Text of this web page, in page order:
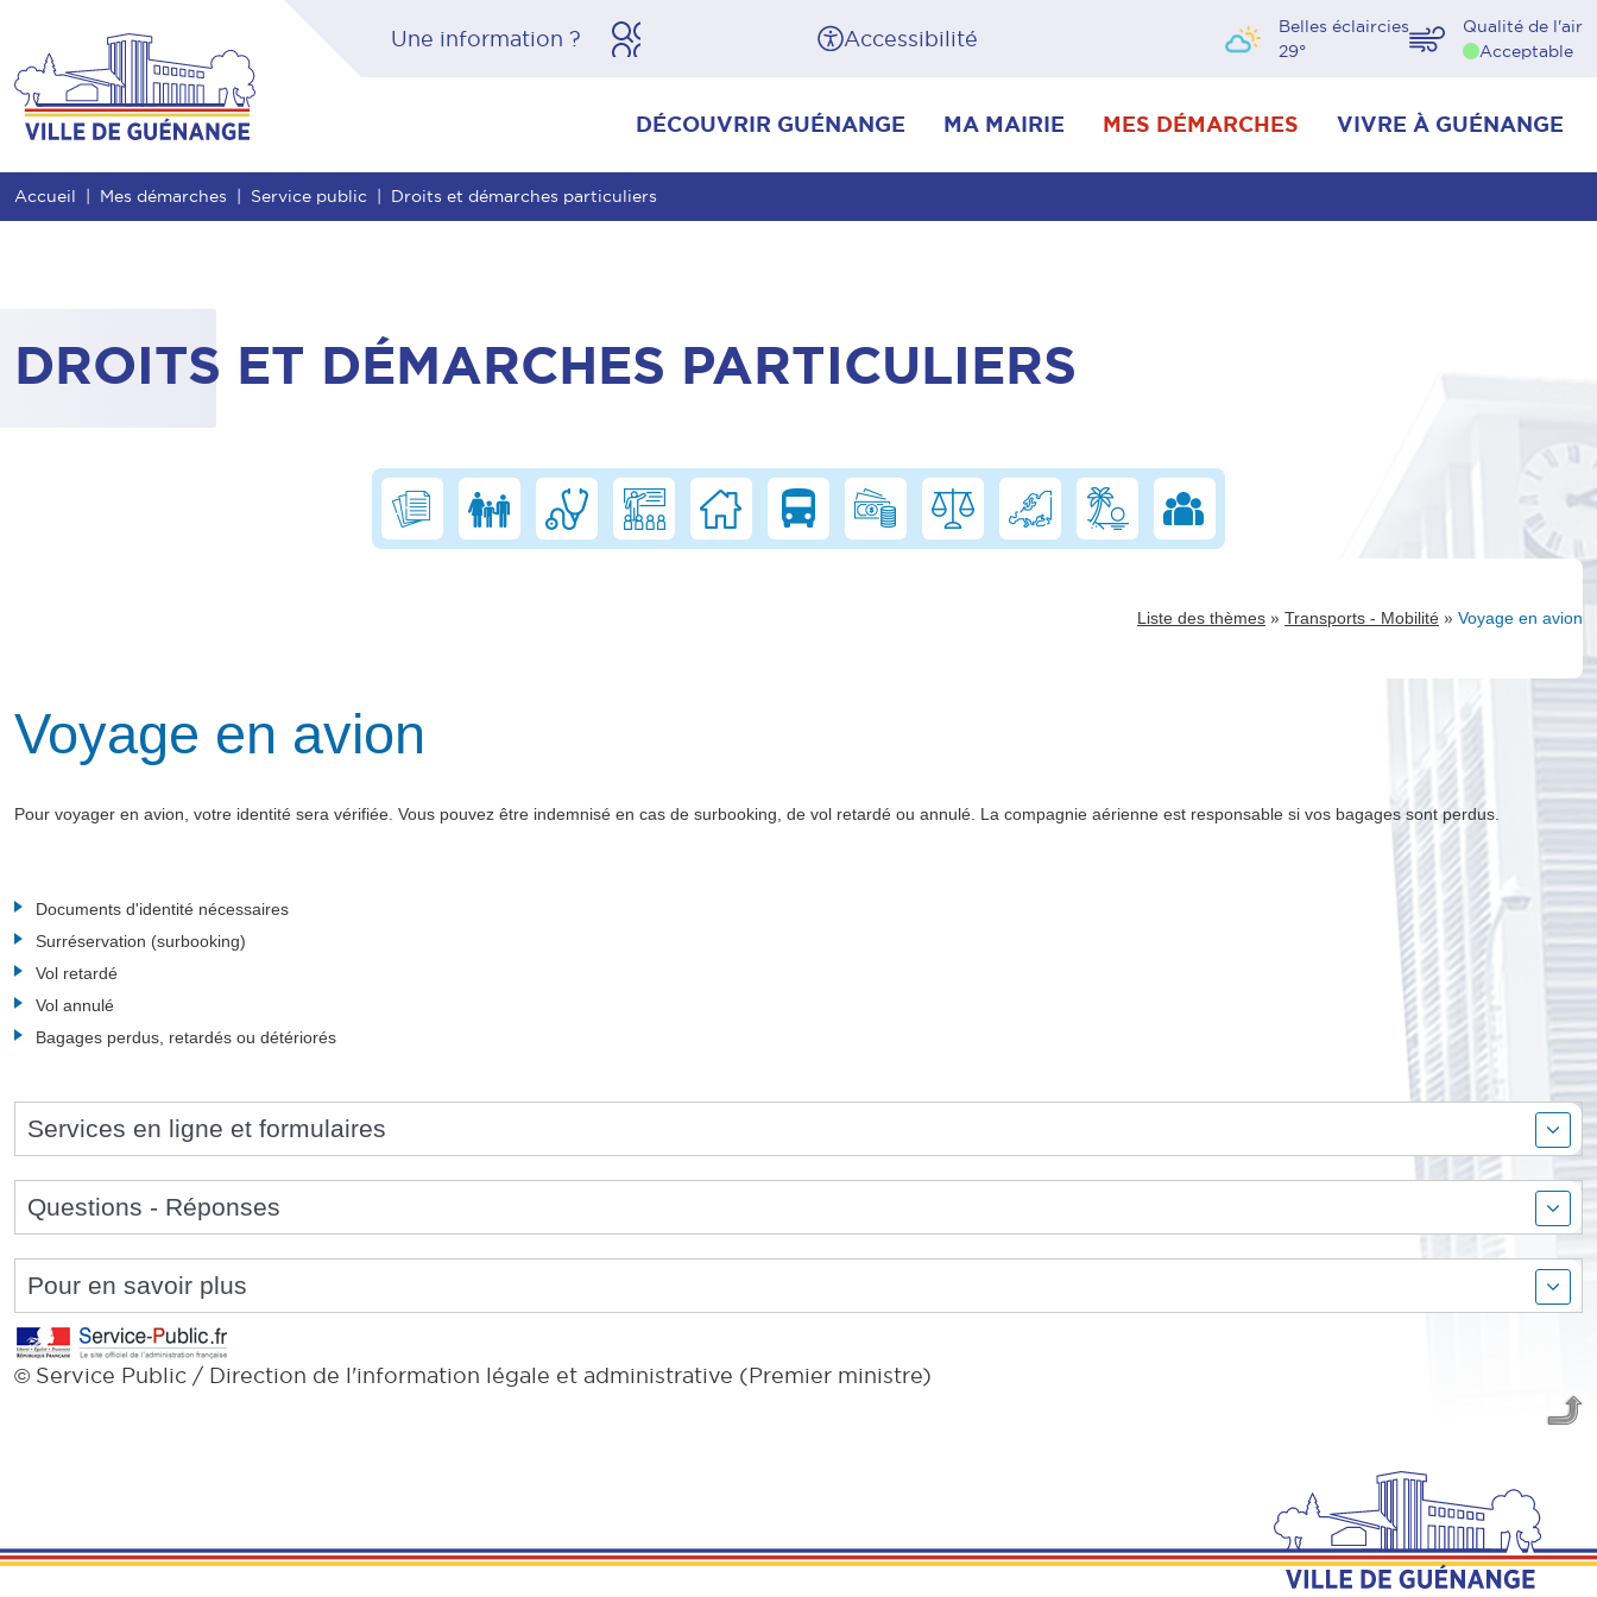
Entête de page Menu principal Recherche Pied de page Accessibilité
Belles éclaircies
29°
Qualité de l'air
Acceptable
DÉCOUVRIR GUÉNANGE MA MAIRIE MES DÉMARCHES VIVRE À GUÉNANGE
Accueil Mes démarches Service public Droits et démarches particuliers
DROITS ET DÉMARCHES PARTICULIERS
Liste des thèmes » Transports - Mobilité » Voyage en avion
Voyage en avion
Pour voyager en avion, votre identité sera vérifiée. Vous pouvez être indemnisé en cas de surbooking, de vol retardé ou annulé. La compagnie aérienne est responsable si vos bagages sont perdus.
Documents d'identité nécessaires
Surréservation (surbooking)
Vol retardé
Vol annulé
Bagages perdus, retardés ou détériorés
Services en ligne et formulaires
Questions - Réponses
Pour en savoir plus
© Service Public / Direction de l'information légale et administrative (Premier ministre)